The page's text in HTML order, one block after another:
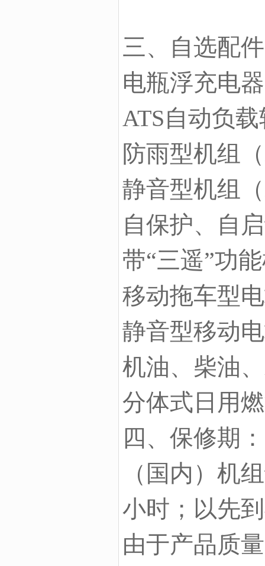
三、自选配
电瓶浮充电器
ATS自动负
防雨型机组
静音型机组
自保护、自
带“三遥”功
移动拖车型
静音型移动
机油、柴油
分体式日用
四、保修期：
（国内）机
小时；以先
由于产品质